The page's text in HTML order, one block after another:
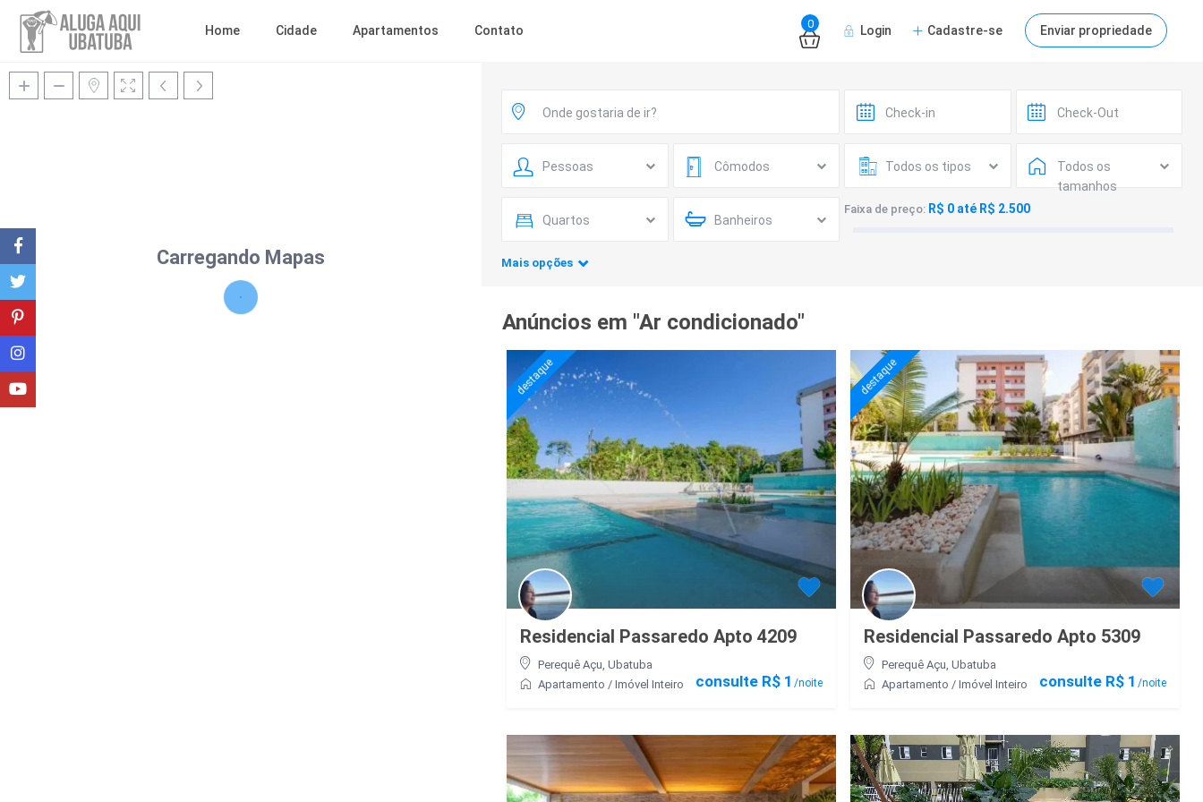
0 Login Cadastre-se Enviar propriedade
Home Cidade Apartamentos Contato
Carregando Mapas
Pessoas Cômodos Todos os tipos
Todos os
tamanhos
Quartos Banheiros
Faixa de preço: R$ 0 até R$ 2.500
Mais opções
Anúncios em "Ar condicionado"
destaque
consulte R$ 1 /noite
Residencial Passaredo Apto 4209
Perequê Açu,Ubatuba
Apartamento /Imóvel Inteiro
destaque
consulte R$ 1 /noite
Residencial Passaredo Apto 5309
Perequê Açu,Ubatuba
Apartamento /Imóvel Inteiro